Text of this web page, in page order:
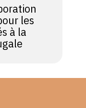
les
à la